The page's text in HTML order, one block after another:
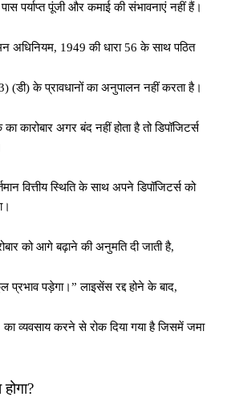
पर्याप्त पूंजी और कमाई की संभावनाएं नहीं हैं।
अधिनियम, 1949 की धारा 56 के साथ पठित
(डी) के प्रावधानों का अनुपालन नहीं करता है।
कारोबार अगर बंद नहीं होता है तो डिपॉजिटर्स
वित्तीय स्थिति के साथ अपने डिपॉजिटर्स को
को आगे बढ़ाने की अनुमति दी जाती है,
प्रभाव पड़ेगा।” लाइसेंस रद्द होने के बाद,
व्यवसाय करने से रोक दिया गया है जिसमें जमा